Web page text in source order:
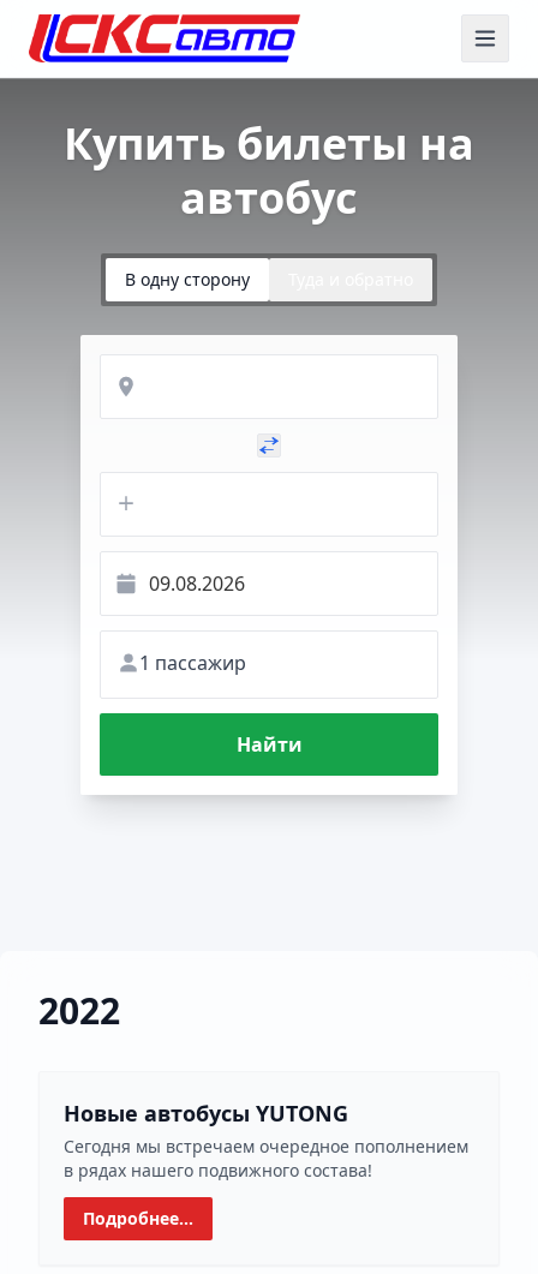
Купить билеты на
автобус
В одну сторону
1 пассажир
Найти
2022
Новые автобусы YUTONG
Сегодня мы встречаем очередное пополнением
в рядах нашего подвижного состава!
Подробнее...